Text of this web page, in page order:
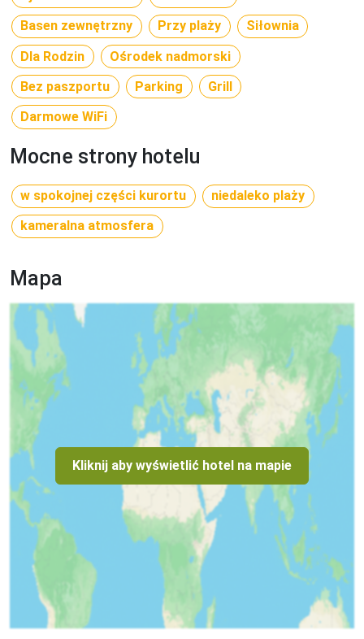
Basen zewnętrzny
Przy plaży
Siłownia
Dla Rodzin
Ośrodek nadmorski
Bez paszportu
Parking
Grill
Darmowe WiFi
Mocne strony hotelu
w spokojnej części kurortu
niedaleko plaży
kameralna atmosfera
Mapa
Kliknij aby wyświetlić hotel na mapie